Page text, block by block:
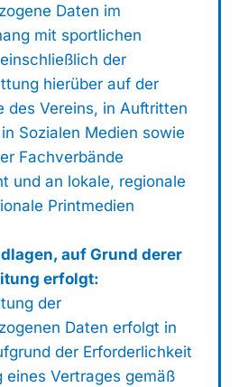
Daten im
mit sportlichen
der
hierüber auf der
des Vereins, in Auftritten
Sozialen Medien sowie
Fachverbände
und an lokale, regionale
Printmedien
auf Grund derer
erfolgt:
der
Daten erfolgt in
der Erforderlichkeit
eines Vertrages gemäß